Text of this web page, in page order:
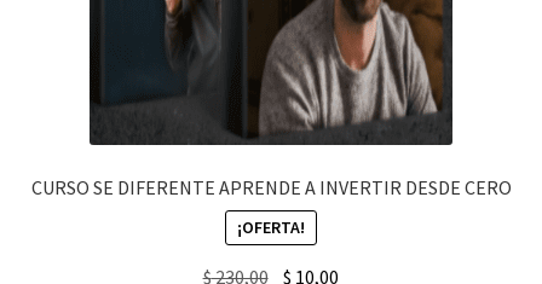
CURSO SE DIFERENTE APRENDE A INVERTIR DESDE CERO
¡OFERTA!
$230,00 Original
$ 10,00